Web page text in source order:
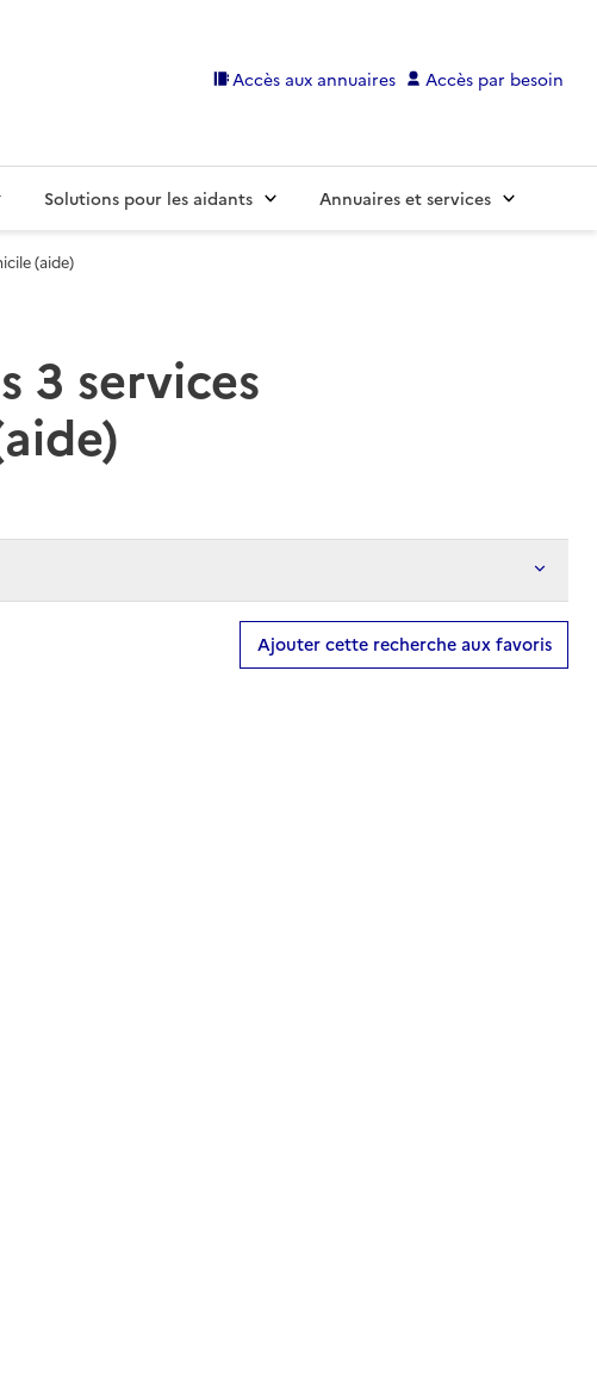
Accès aux annuaires Accès par besoin
Solutions pour les aidants Annuaires et services
(aide)
3 services
Ajouter cette recherche aux favoris